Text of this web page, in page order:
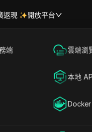
返現 開放平台
端 雲端瀏
本地
Docker
買家（代
分鐘 閱讀